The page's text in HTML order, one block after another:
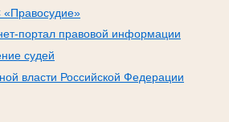
«Правосудие»
портал правовой информации
судей
власти Российской Федерации